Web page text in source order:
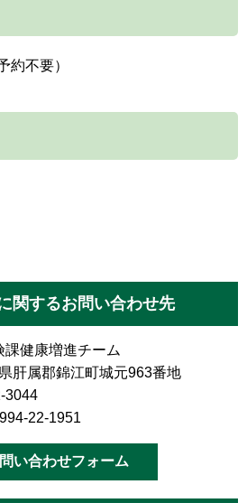
約不要）
関するお問い合わせ先
健康増進チーム
肝属郡錦江町城元963番地
3044
22-1951